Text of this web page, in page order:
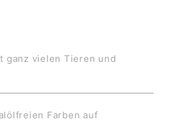
ganz vielen Tieren und
Farben auf